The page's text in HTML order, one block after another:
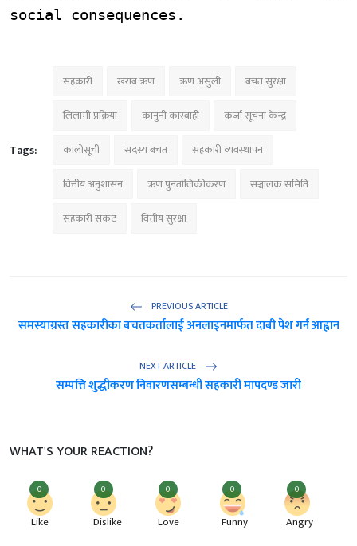
social consequences.
Tags:
सहकारी खराब ऋण ऋण असुली
बचत सुरक्षा
लिलामी प्रक्रिया
कानुनी कारबाही
कर्जा सूचना केन्द्र
कालोसूची
सदस्य बचत
सहकारी व्यवस्थापन
वित्तीय अनुशासन
ऋण पुनर्तालिकीकरण
सञ्चालक समिति
सहकारी संकट
वित्तीय सुरक्षा
PREVIOUS ARTICLE
समस्याग्रस्त सहकारीका बचतकर्तालाई अनलाइनमार्फत दाबी पेश गर्न आह्वान
NEXT ARTICLE
सम्पत्ति शुद्धीकरण निवारणसम्बन्धी सहकारी मापदण्ड जारी
WHAT'S YOUR REACTION?
0
Like
0
Dislike
0
Love
0
Funny
0
Angry